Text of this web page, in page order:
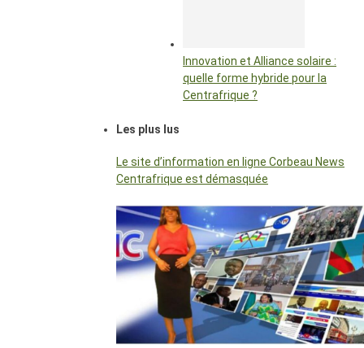
Innovation et Alliance solaire :
quelle forme hybride pour la
Centrafrique ?
Les plus lus
Le site d’information en ligne Corbeau News
Centrafrique est démasquée